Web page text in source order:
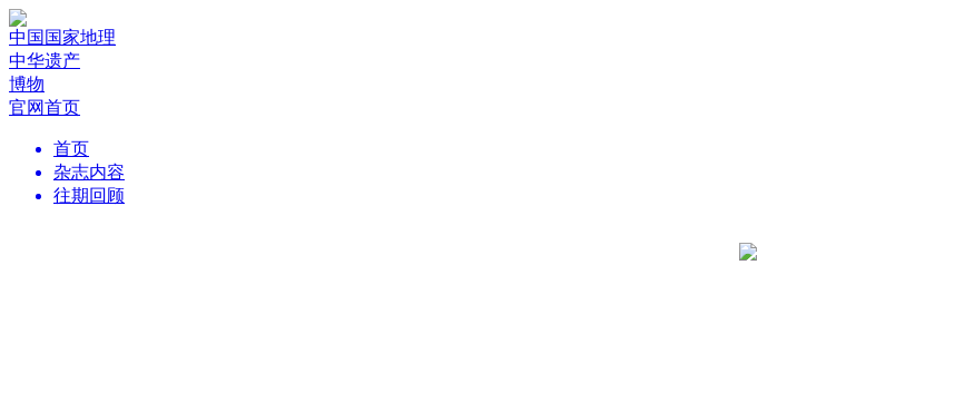
中国国家地理
中华遗产
博物
官网首页
首页
杂志内容
往期回顾